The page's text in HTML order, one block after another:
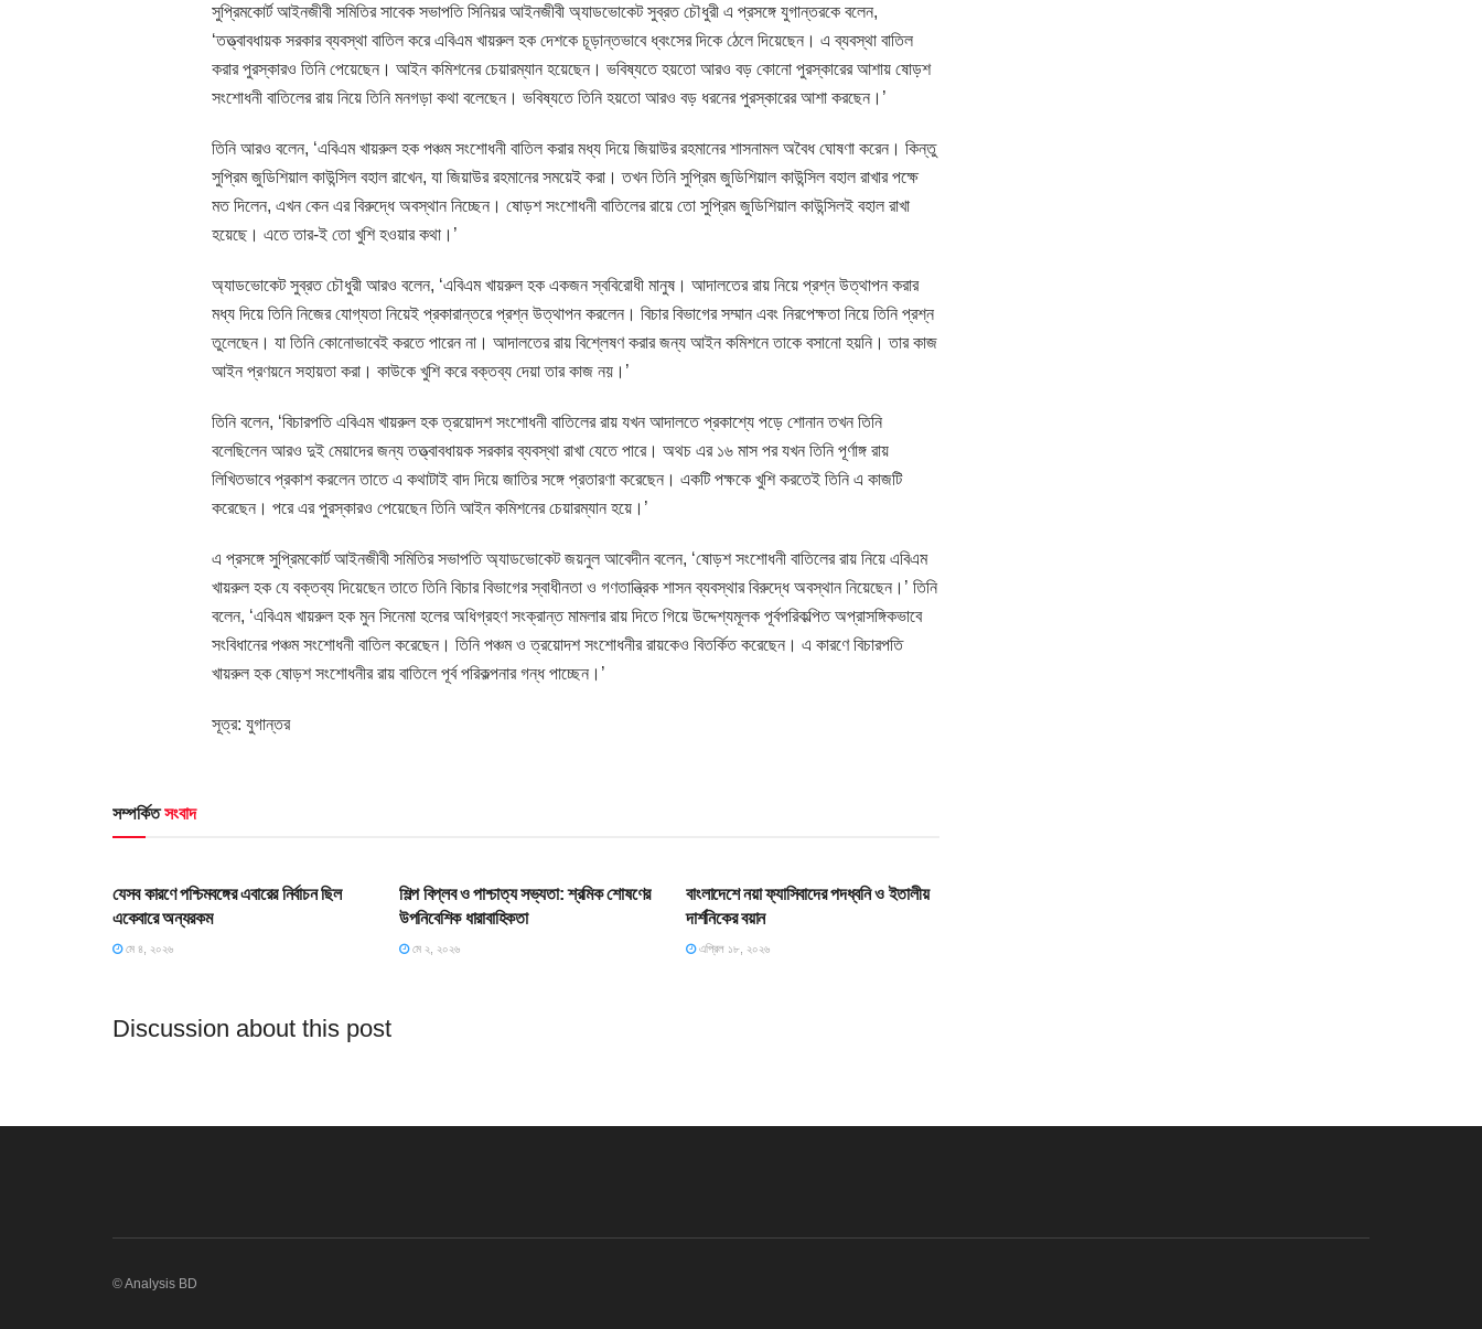
সুপ্রিমকোর্ট আইনজীবী সমিতির সাবেক সভাপতি সিনিয়র আইনজীবী অ্যাডভোকেট সুব্রত চৌধুরী এ প্রসঙ্গে যুগান্তরকে বলেন,
‘তত্ত্বাবধায়ক সরকার ব্যবস্থা বাতিল করে এবিএম খায়রুল হক দেশকে চূড়ান্তভাবে ধ্বংসের দিকে ঠেলে দিয়েছেন। এ ব্যবস্থা বাতিল
করার পুরস্কারও তিনি পেয়েছেন। আইন কমিশনের চেয়ারম্যান হয়েছেন। ভবিষ্যতে হয়তো আরও বড় কোনো পুরস্কারের আশায় ষোড়শ
সংশোধনী বাতিলের রায় নিয়ে তিনি মনগড়া কথা বলেছেন। ভবিষ্যতে তিনি হয়তো আরও বড় ধরনের পুরস্কারের আশা করছেন।’
তিনি আরও বলেন, ‘এবিএম খায়রুল হক পঞ্চম সংশোধনী বাতিল করার মধ্য দিয়ে জিয়াউর রহমানের শাসনামল অবৈধ ঘোষণা করেন। কিন্তু
সুপ্রিম জুডিশিয়াল কাউন্সিল বহাল রাখেন, যা জিয়াউর রহমানের সময়েই করা। তখন তিনি সুপ্রিম জুডিশিয়াল কাউন্সিল বহাল রাখার পক্ষে
মত দিলেন, এখন কেন এর বিরুদ্ধে অবস্থান নিচ্ছেন। ষোড়শ সংশোধনী বাতিলের রায়ে তো সুপ্রিম জুডিশিয়াল কাউন্সিলই বহাল রাখা
হয়েছে। এতে তার-ই তো খুশি হওয়ার কথা।’
অ্যাডভোকেট সুব্রত চৌধুরী আরও বলেন, ‘এবিএম খায়রুল হক একজন স্ববিরোধী মানুষ। আদালতের রায় নিয়ে প্রশ্ন উত্থাপন করার
মধ্য দিয়ে তিনি নিজের যোগ্যতা নিয়েই প্রকারান্তরে প্রশ্ন উত্থাপন করলেন। বিচার বিভাগের সম্মান এবং নিরপেক্ষতা নিয়ে তিনি প্রশ্ন
তুলেছেন। যা তিনি কোনোভাবেই করতে পারেন না। আদালতের রায় বিশ্লেষণ করার জন্য আইন কমিশনে তাকে বসানো হয়নি। তার কাজ
আইন প্রণয়নে সহায়তা করা। কাউকে খুশি করে বক্তব্য দেয়া তার কাজ নয়।’
তিনি বলেন, ‘বিচারপতি এবিএম খায়রুল হক ত্রয়োদশ সংশোধনী বাতিলের রায় যখন আদালতে প্রকাশ্যে পড়ে শোনান তখন তিনি
বলেছিলেন আরও দুই মেয়াদের জন্য তত্ত্বাবধায়ক সরকার ব্যবস্থা রাখা যেতে পারে। অথচ এর ১৬ মাস পর যখন তিনি পূর্ণাঙ্গ রায়
লিখিতভাবে প্রকাশ করলেন তাতে এ কথাটাই বাদ দিয়ে জাতির সঙ্গে প্রতারণা করেছেন। একটি পক্ষকে খুশি করতেই তিনি এ কাজটি
করেছেন। পরে এর পুরস্কারও পেয়েছেন তিনি আইন কমিশনের চেয়ারম্যান হয়ে।’
এ প্রসঙ্গে সুপ্রিমকোর্ট আইনজীবী সমিতির সভাপতি অ্যাডভোকেট জয়নুল আবেদীন বলেন, ‘ষোড়শ সংশোধনী বাতিলের রায় নিয়ে এবিএম
খায়রুল হক যে বক্তব্য দিয়েছেন তাতে তিনি বিচার বিভাগের স্বাধীনতা ও গণতান্ত্রিক শাসন ব্যবস্থার বিরুদ্ধে অবস্থান নিয়েছেন।’ তিনি
বলেন, ‘এবিএম খায়রুল হক মুন সিনেমা হলের অধিগ্রহণ সংক্রান্ত মামলার রায় দিতে গিয়ে উদ্দেশ্যমূলক পূর্বপরিকল্পিত অপ্রাসঙ্গিকভাবে
সংবিধানের পঞ্চম সংশোধনী বাতিল করেছেন। তিনি পঞ্চম ও ত্রয়োদশ সংশোধনীর রায়কেও বিতর্কিত করেছেন। এ কারণে বিচারপতি
খায়রুল হক ষোড়শ সংশোধনীর রায় বাতিলে পূর্ব পরিকল্পনার গন্ধ পাচ্ছেন।’
সূত্র: যুগান্তর
সম্পর্কিতসংবাদ
যেসব কারণে পশ্চিমবঙ্গের এবারের নির্বাচন ছিল
একেবারে অন্যরকম
মে ৪, ২০২৬
শিল্প বিপ্লব ও পাশ্চাত্য সভ্যতা: শ্রমিক শোষণের
উপনিবেশিক ধারাবাহিকতা
মে ২, ২০২৬
বাংলাদেশে নয়া ফ্যাসিবাদের পদধ্বনি ও ইতালীয়
দার্শনিকের বয়ান
এপ্রিল ১৮, ২০২৬
Discussion about this post
© Analysis BD